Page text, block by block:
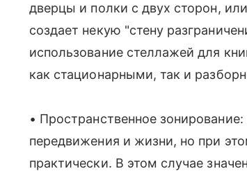
дверцы и полки с двух сторон,
создает некую "стену
использование стеллажей для
как стационарными, так и
• Пространственное
передвижения и жизни, но при
практически. В этом случае